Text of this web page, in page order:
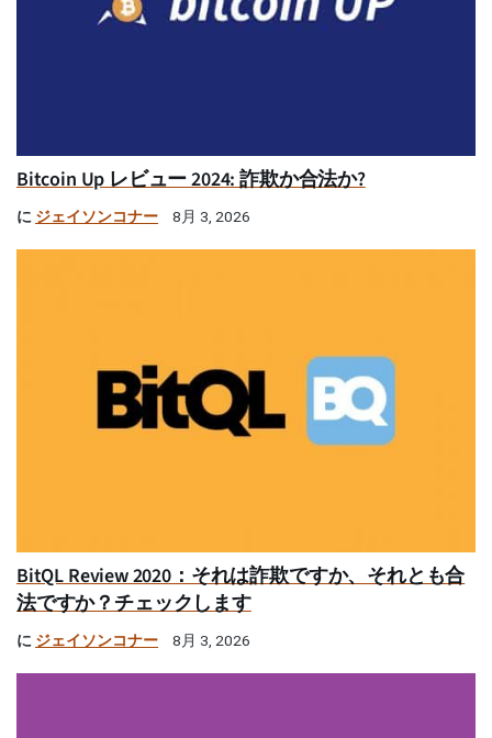
Bitcoin Up レビュー 2024: 詐欺か合法か?
に ジェイソンコナー 8月 3, 2026
BitQL Review 2020：それは詐欺ですか、それとも合
法ですか？チェックします
に ジェイソンコナー 8月 3, 2026